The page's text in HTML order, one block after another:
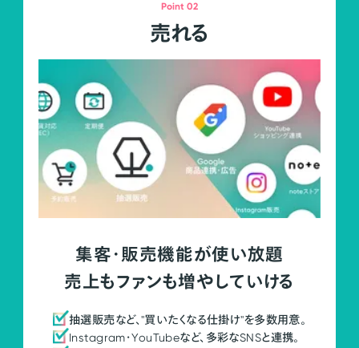
Point 02
売れる
集客・販売機能が使い放題
売上もファンも増やしていける
抽選販売など、"買いたくなる仕掛け"を多数用意。
Instagram・YouTubeなど、多彩なSNSと連携。